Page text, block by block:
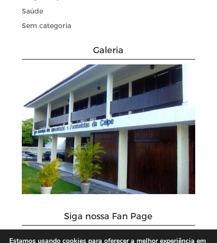
Saúde
Sem categoria
Galeria
Siga nossa Fan Page
Estamos usando cookies para oferecer a melhor experiência em